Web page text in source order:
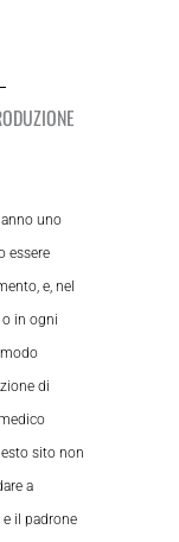
uno
essere
e, nel
in ogni
di
sito non
a
il padrone